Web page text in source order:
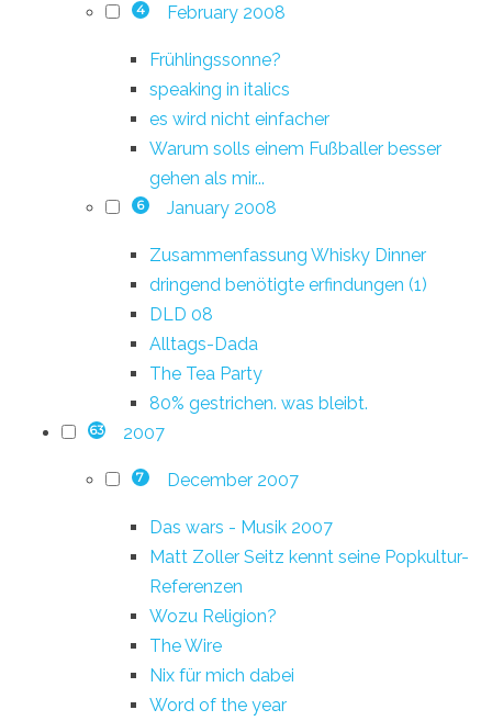
4 February 2008
Frühlingssonne?
speaking in italics
es wird nicht einfacher
Warum solls einem Fußballer besser
gehen als mir...
6 January 2008
Zusammenfassung Whisky Dinner
dringend benötigte erfindungen (1)
DLD 08
Alltags-Dada
The Tea Party
80% gestrichen. was bleibt.
63 2007
7 December 2007
Das wars - Musik 2007
Matt Zoller Seitz kennt seine Popkultur-
Referenzen
Wozu Religion?
The Wire
Nix für mich dabei
Word of the year